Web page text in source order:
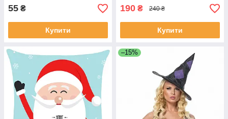
55 ₴
Купити
190 ₴ 240 ₴
Купити
–15%